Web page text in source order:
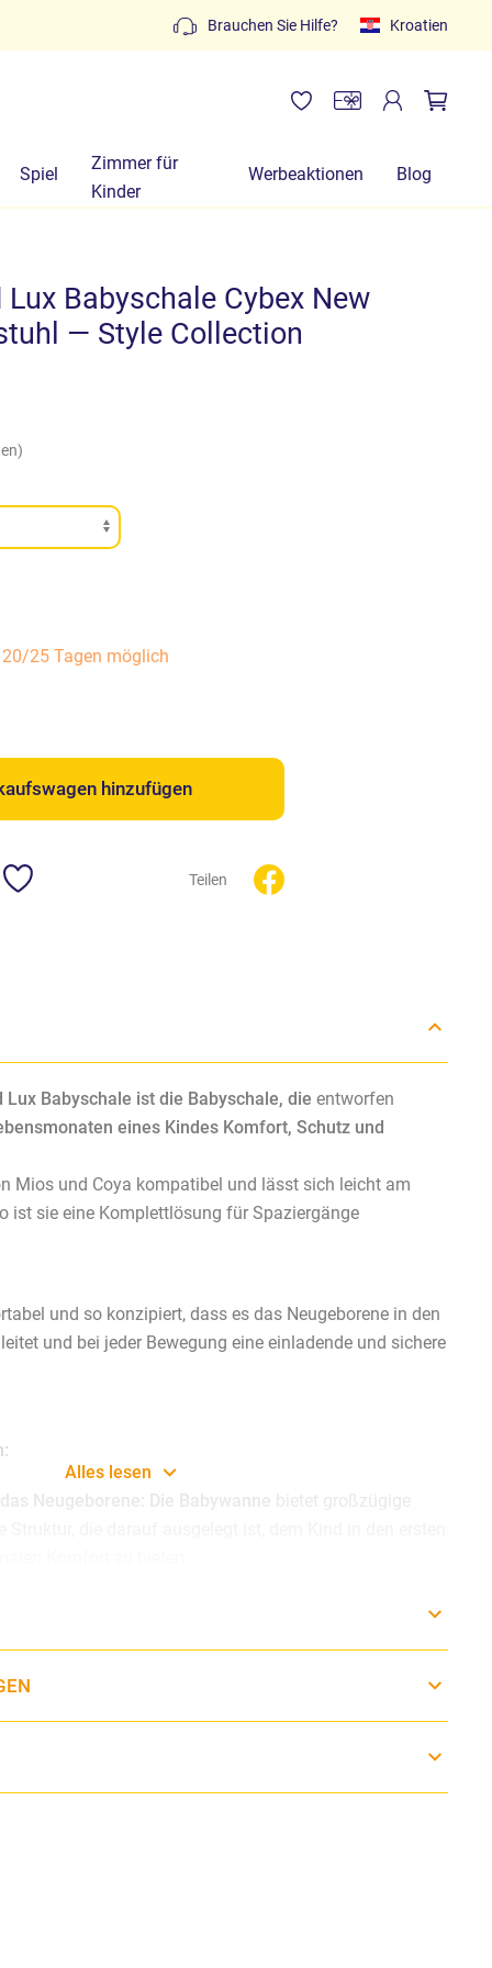
Kostenlose Angebote: schreiben Sie an
3452280233
Brauchen Sie Hilfe? Kroatien
Spiel
Zimmer für
Kinder
Werbeaktionen Blog
Babyschale Cybex New
— Style Collection
25 Tagen möglich
hinzufügen
Teilen
Lux Babyschale ist die Babyschale, die entworfen
eines Kindes Komfort, Schutz und
Mios und Coya kompatibel und lässt sich leicht am
ist sie eine Komplettlösung für Spaziergänge
und so konzipiert, dass es das Neugeborene in den
und bei jeder Bewegung eine einladende und sichere
Neugeborene: Die Babywanne
bietet großzügige
es dem Kind, einen Panoramablick nach
Das ausziehbare Verdeck schützt das Kind
angehoben
Alles lesen